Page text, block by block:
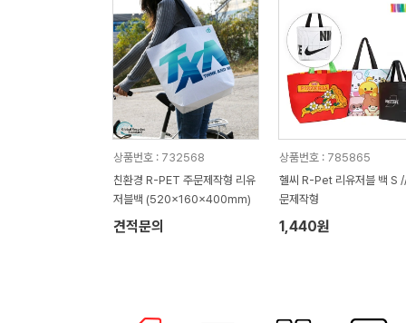
상품번호 : 732568
친환경 R-PET 주문제작형 리유
저블백 (520x160x400mm)
견적문의
상품번호 : 785865
헬씨 R-Pet 리유저블 백 S
문제작형
1,440원